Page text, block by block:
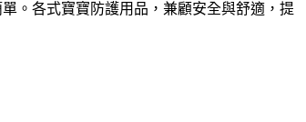
。各式寶寶防護用品，兼顧安全與舒適，提